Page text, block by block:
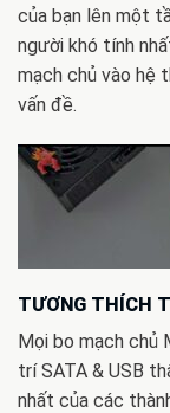
của bạn lên một
người khó tính
mạch chủ vào hệ
vấn đề.
TƯƠNG THÍCH
Mọi bo mạch chủ
trí SATA & USB
nhất của các